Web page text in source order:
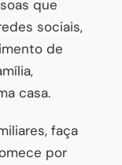
que
sociais,
de
casa.
faça
por